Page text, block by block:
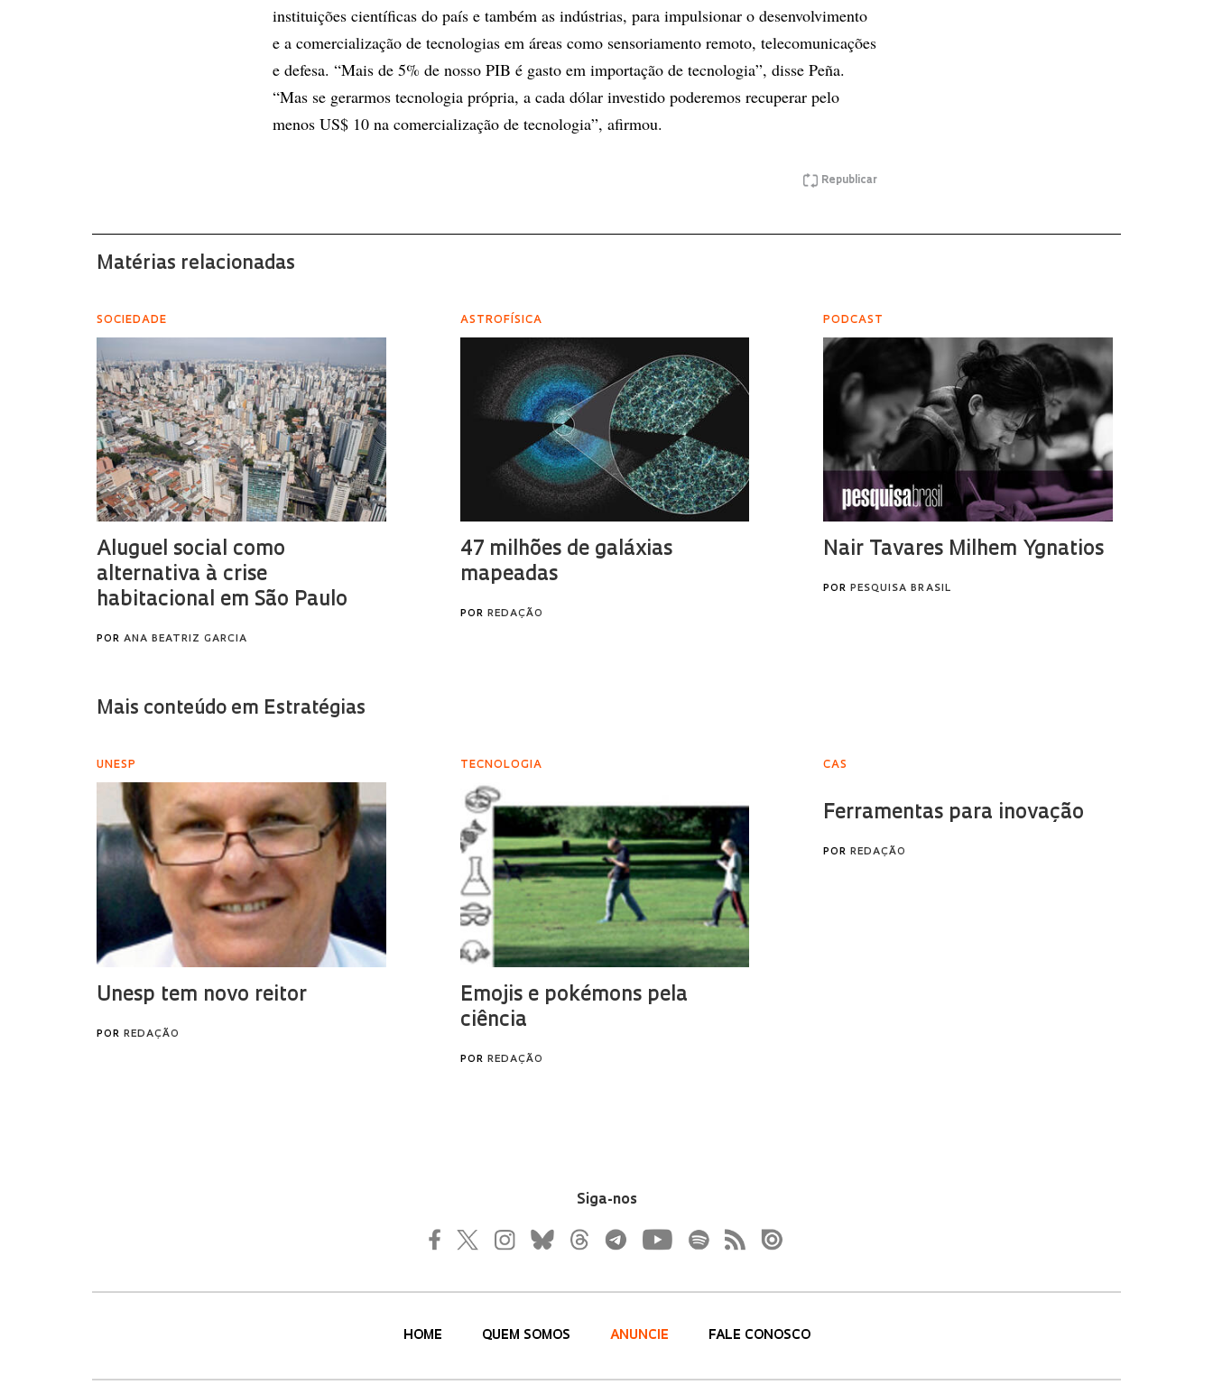
instituições científicas do país e também as indústrias, para impulsionar o desenvolvimento
e a comercialização de tecnologias em áreas como sensoriamento remoto, telecomunicações
e defesa. “Mais de 5% de nosso PIB é gasto em importação de tecnologia”, disse Peña.
“Mas se gerarmos tecnologia própria, a cada dólar investido poderemos recuperar pelo
menos US$ 10 na comercialização de tecnologia”, afirmou.
Republicar
Siga-nos
HOME QUEM SOMOS ANUNCIE FALE CONOSCO